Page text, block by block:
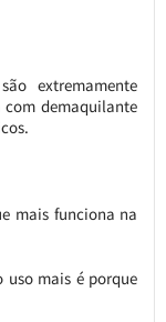
extremamente
com demaquilante
mais funciona na
uso mais é porque